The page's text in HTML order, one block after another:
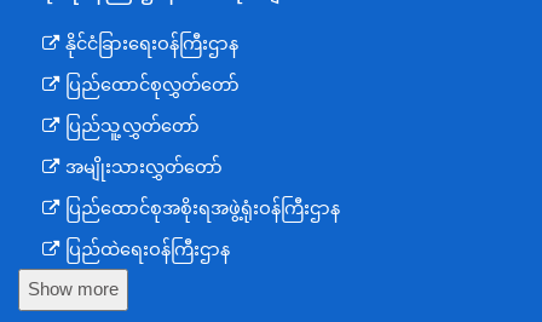
နိုင်ငံခြားရေးဝန်ကြီးဌာန
ပြည်ထောင်စုလွှတ်တော်
ပြည်သူ့လွှတ်တော်
အမျိုးသားလွှတ်တော်
ပြည်ထောင်စုအစိုးရအဖွဲ့ရုံးဝန်ကြီးဌာန
ပြည်ထဲရေးဝန်ကြီးဌာန
ကာကွယ်ရေးဝန်ကြီးဌာန
Show more